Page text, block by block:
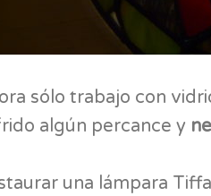
sólo trabajo con
algún percance y
una lámpara